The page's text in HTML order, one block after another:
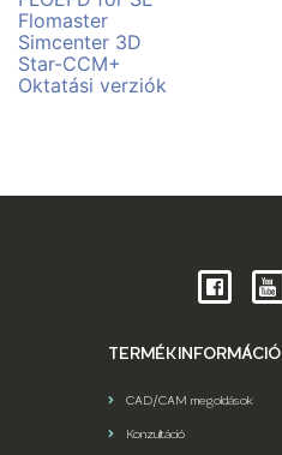
Flomaster
Simcenter 3D
Star-CCM+
Oktatási verziók
TERMÉKINFORMÁCIÓ
CAD/CAM megoldások
Konzultáció